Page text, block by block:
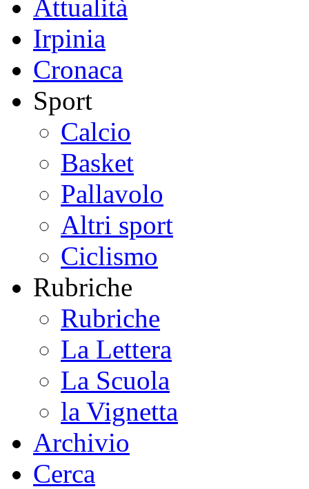
Attualità
Irpinia
Cronaca
Sport
Calcio
Basket
Pallavolo
Altri sport
Ciclismo
Rubriche
Rubriche
La Lettera
La Scuola
la Vignetta
Archivio
Cerca